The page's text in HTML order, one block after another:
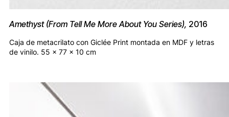
Amethyst (From Tell Me More About You Series), 2016
Caja de metacrilato con Giclée Print montada en MDF y letras
de vinilo. 55 x 77 x 10 cm